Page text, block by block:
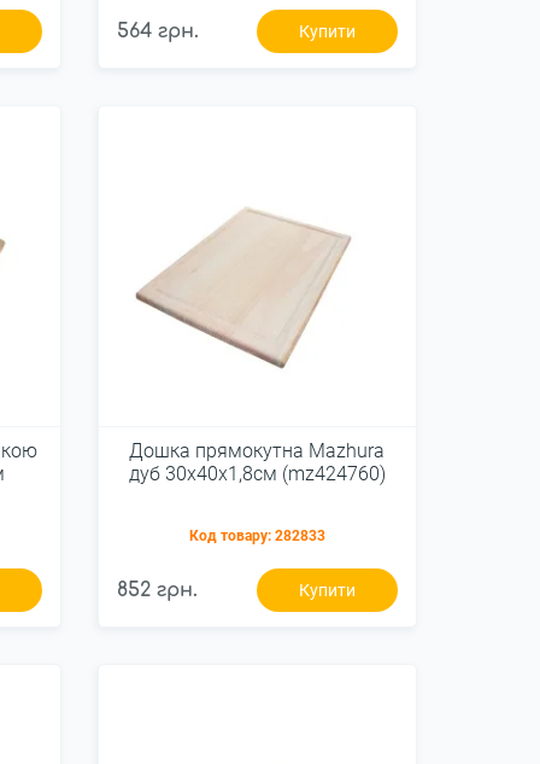
564 грн. Купити
Дошка прямокутна Mazhura
дуб 30x40x1,8см (mz424760)
Код товару: 282833
852 грн. Купити